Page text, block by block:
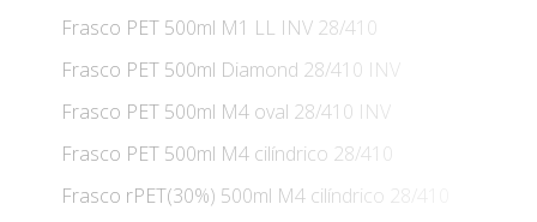
Frasco PET 500ml M1 LL INV 28/410
Frasco PET 500ml Diamond 28/410 INV
Frasco PET 500ml M4 oval 28/410 INV
Frasco PET 500ml M4 cilíndrico 28/410
Frasco rPET(30%) 500ml M4 cilíndrico 28/410